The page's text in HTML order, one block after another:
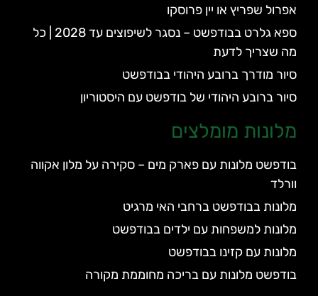
אפרול שפריץ או יין פרוסקו
ספא גלרט בבודפשט – נסגר לשיפוצים עד 2028 | כל
מה שצריך לדעת
סיור מודרך ברובע היהודי בבודפשט
סיור ברובע היהודי של בודפשט עם היסטוריון
מלונות מומלצים
בודפשט מלונות עם פארק מים – סקירה על מלון אקווה
וורלד
מלונות בבודפשט ברחבי האי מרגיט
מלונות למשפחות עם ילדים בבודפשט
מלונות עם קזינו בבודפשט
בודפשט מלונות עם בריכה מחוממת מקורה